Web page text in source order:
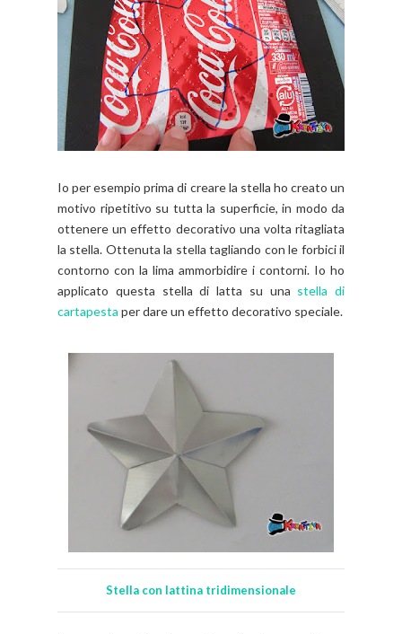
Io per esempio prima di creare la stella ho creato un
motivo ripetitivo su tutta la superficie, in modo da
ottenere un effetto decorativo una volta ritagliata
la stella. Ottenuta la stella tagliando con le forbici il
contorno con la lima ammorbidire i contorni. Io ho
applicato questa stella di latta su una stella di
cartapesta per dare un effetto decorativo speciale.
Stella con lattina tridimensionale